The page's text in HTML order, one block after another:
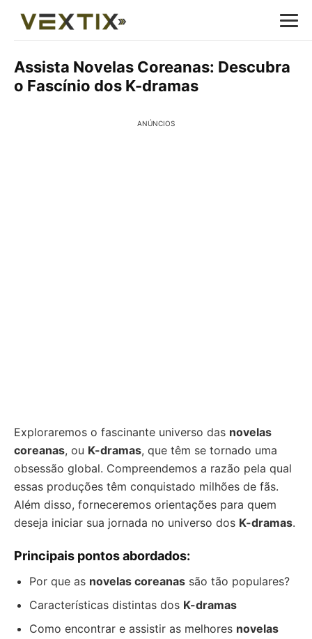
Assista Novelas Coreanas: Descubra
o Fascínio dos K-dramas
ANÚNCIOS
Exploraremos o fascinante universo das novelas
coreanas, ou K-dramas, que têm se tornado uma
obsessão global. Compreendemos a razão pela qual
essas produções têm conquistado milhões de fãs.
Além disso, forneceremos orientações para quem
deseja iniciar sua jornada no universo dos K-dramas.
Principais pontos abordados:
Por que as novelas coreanas são tão populares?
Características distintas dos K-dramas
Como encontrar e assistir as melhores novelas